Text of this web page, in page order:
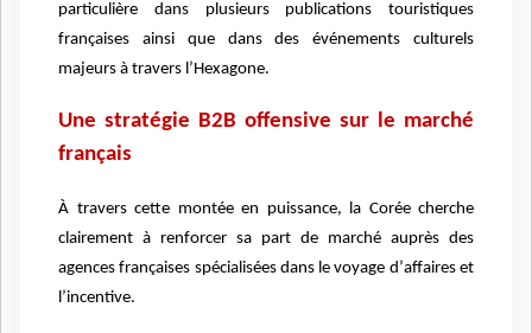
particulière dans plusieurs publications touristiques
françaises ainsi que dans des événements culturels
majeurs à travers l’Hexagone.
Une stratégie B2B offensive sur le marché
français
À travers cette montée en puissance, la Corée cherche
clairement à renforcer sa part de marché auprès des
agences françaises spécialisées dans le voyage d ’affaires et
’incentive.